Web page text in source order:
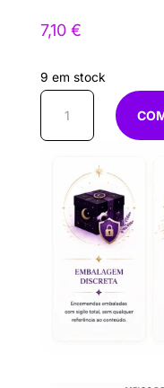
7,10 €
9 em stock
Quantidade
Prateada